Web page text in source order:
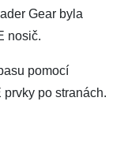
Gear byla
nosič.
pomocí
po stranách.